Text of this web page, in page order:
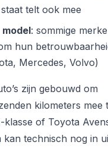
telt ook mee
model: sommige
hun
Mercedes, Volvo)
zijn gebouwd om
kilometers mee
klasse of Toyota
kan technisch nog in